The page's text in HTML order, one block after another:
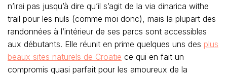
n’irai pas jusqu’à dire qu’il s’agit de la via dinarica withe
trail pour les nuls (comme moi donc), mais la plupart des
randonnées à l’intérieur de ses parcs sont accessibles
aux débutants. Elle réunit en prime quelques uns des plus
beaux sites naturels de Croatie ce qui en fait un
compromis quasi parfait pour les amoureux de la